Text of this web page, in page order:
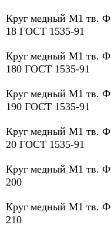
Круг медный М1 тв. Ф
18 ГОСТ 1535-91
Круг медный М1 тв. Ф
180 ГОСТ 1535-91
Круг медный М1 тв. Ф
190 ГОСТ 1535-91
Круг медный М1 тв. Ф
20 ГОСТ 1535-91
Круг медный М1 тв. Ф
200
Круг медный М1 тв. Ф
210